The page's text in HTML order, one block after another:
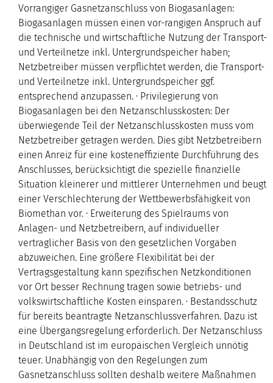
Vorrangiger Gasnetzanschluss von Biogasanlagen:
Biogasanlagen müssen einen vor-rangigen Anspruch auf
die technische und wirtschaftliche Nutzung der Transport-
und Verteilnetze inkl. Untergrundspeicher haben;
Netzbetreiber müssen verpflichtet werden, die Transport-
und Verteilnetze inkl. Untergrundspeicher ggf.
entsprechend anzupassen. · Privilegierung von
Biogasanlagen bei den Netzanschlusskosten: Der
überwiegende Teil der Netzanschlusskosten muss vom
Netzbetreiber getragen werden. Dies gibt Netzbetreibern
einen Anreiz für eine kosteneffiziente Durchführung des
Anschlusses, berücksichtigt die spezielle finanzielle
Situation kleinerer und mittlerer Unternehmen und beugt
einer Verschlechterung der Wettbewerbsfähigkeit von
Biomethan vor. · Erweiterung des Spielraums von
Anlagen- und Netzbetreibern, auf individueller
vertraglicher Basis von den gesetzlichen Vorgaben
abzuweichen. Eine größere Flexibilität bei der
Vertragsgestaltung kann spezifischen Netzkonditionen
vor Ort besser Rechnung tragen sowie betriebs- und
volkswirtschaftliche Kosten einsparen. · Bestandsschutz
für bereits beantragte Netzanschlussverfahren. Dazu ist
eine Übergangsregelung erforderlich. Der Netzanschluss
in Deutschland ist im europäischen Vergleich unnötig
teuer. Unabhängig von den Regelungen zum
Gasnetzanschluss sollten deshalb weitere Maßnahmen